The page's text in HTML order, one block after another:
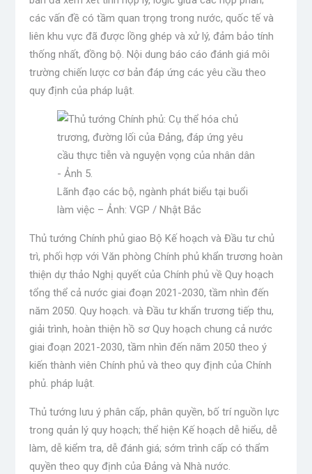
các vấn đề có tầm quan trọng trong nước, quốc tế và
liên khu vực đã được lồng ghép và xử lý, đảm bảo tính
thống nhất, đồng bộ. Nội dung báo cáo đánh giá môi
trường chiến lược cơ bản đáp ứng các yêu cầu theo
quy định của pháp luật.
Lãnh đạo các bộ, ngành phát biểu tại buổi
làm việc – Ảnh: VGP / Nhật Bắc
Thủ tướng Chính phủ giao Bộ Kế hoạch và Đầu tư chủ
trì, phối hợp với Văn phòng Chính phủ khẩn trương hoàn
thiện dự thảo Nghị quyết của Chính phủ về Quy hoạch
tổng thể cả nước giai đoạn 2021-2030, tầm nhìn đến
năm 2050. Quy hoạch. và Đầu tư khẩn trương tiếp thu,
giải trình, hoàn thiện hồ sơ Quy hoạch chung cả nước
giai đoạn 2021-2030, tầm nhìn đến năm 2050 theo ý
kiến ​​thành viên Chính phủ và theo quy định của Chính
phủ. pháp luật.
Thủ tướng lưu ý phân cấp, phân quyền, bố trí nguồn lực
trong quản lý quy hoạch; thể hiện Kế hoạch dễ hiểu, dễ
làm, dễ kiểm tra, dễ đánh giá; sớm trình cấp có thẩm
quyền theo quy định của Đảng và Nhà nước.